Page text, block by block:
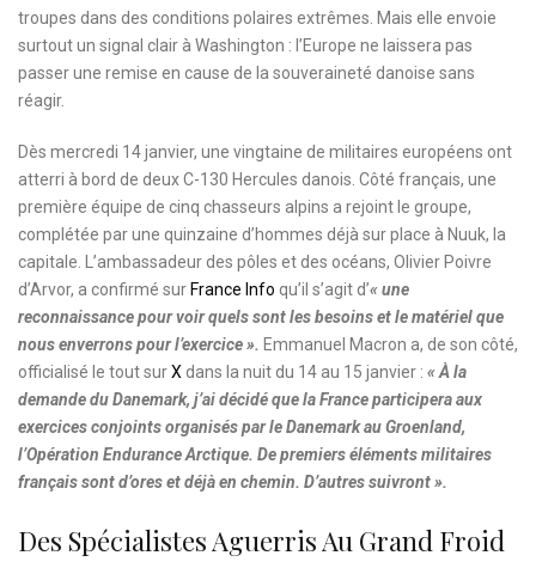
troupes dans des conditions polaires extrêmes. Mais elle envoie
surtout un signal clair à Washington : l’Europe ne laissera pas
passer une remise en cause de la souveraineté danoise sans
réagir.
Dès mercredi 14 janvier, une vingtaine de militaires européens ont
atterri à bord de deux C-130 Hercules danois. Côté français, une
première équipe de cinq chasseurs alpins a rejoint le groupe,
complétée par une quinzaine d’hommes déjà sur place à Nuuk, la
capitale. L’ambassadeur des pôles et des océans, Olivier Poivre
d’Arvor, a confirmé surFrance Info qu’il s’agit d’« une
reconnaissance pour voir quels sont les besoins et le matériel que
nous enverrons pour l’exercice ». Emmanuel Macron a, de son côté,
officialisé le tout surX dans la nuit du 14 au 15 janvier : « À la
demande du Danemark, j’ai décidé que la France participera aux
exercices conjoints organisés par le Danemark au Groenland,
l’Opération Endurance Arctique. De premiers éléments militaires
français sont d’ores et déjà en chemin. D’autres suivront ».
Des Spécialistes Aguerris Au Grand Froid